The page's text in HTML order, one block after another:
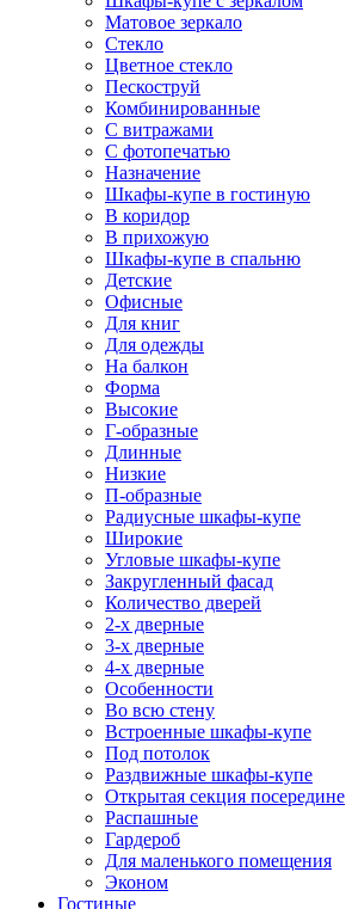
Матовое зеркало
Стекло
Цветное стекло
Пескоструй
Комбинированные
С витражами
С фотопечатью
Назначение
Шкафы-купе в гостиную
В коридор
В прихожую
Шкафы-купе в спальню
Детские
Офисные
Для книг
Для одежды
На балкон
Форма
Высокие
Г-образные
Длинные
Низкие
П-образные
Радиусные шкафы-купе
Широкие
Угловые шкафы-купе
Закругленный фасад
Количество дверей
2-х дверные
3-х дверные
4-х дверные
Особенности
Во всю стену
Встроенные шкафы-купе
Под потолок
Раздвижные шкафы-купе
Открытая секция посередине
Распашные
Гардероб
Для маленького помещения
Эконом
Гостиные